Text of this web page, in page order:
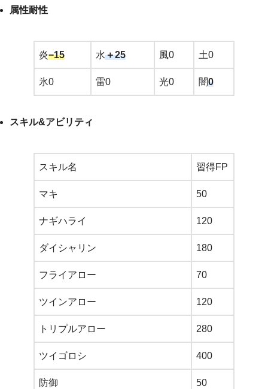
属性耐性
炎−15 水＋25 風0 土0
氷0 雷0 光0 闇0
スキル&アビリティ
スキル名 習得FP
マキ 50
ナギハライ 120
ダイシャリン 180
フライアロー 70
ツインアロー 120
トリプルアロー 280
ツイゴロシ 400
防御 50